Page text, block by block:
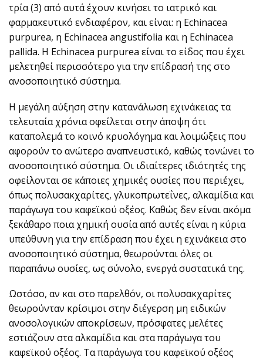
τρία (3) από αυτά έχουν κινήσει το ιατρικό και
φαρμακευτικό ενδιαφέρον, και είναι: η Echinacea
purpurea, η Echinacea angustifolia και η Echinacea
pallida. Η Echinacea purpurea είναι το είδος που έχει
μελετηθεί περισσότερο για την επίδρασή της στο
ανοσοποιητικό σύστημα.
Η μεγάλη αύξηση στην κατανάλωση εχινάκειας τα
τελευταία χρόνια οφείλεται στην άποψη ότι
καταπολεμά το κοινό κρυολόγημα και λοιμώξεις που
αφορούν το ανώτερο αναπνευστικό, καθώς τονώνει το
ανοσοποιητικό σύστημα. Οι ιδιαίτερες ιδιότητές της
οφείλονται σε κάποιες χημικές ουσίες που περιέχει,
όπως πολυσακχαρίτες, γλυκοπρωτεΐνες, αλκαμίδια και
παράγωγα του καφεϊκού οξέος. Καθώς δεν είναι ακόμα
ξεκάθαρο ποια χημική ουσία από αυτές είναι η κύρια
υπεύθυνη για την επίδραση που έχει η εχινάκεια στο
ανοσοποιητικό σύστημα, θεωρούνται όλες οι
παραπάνω ουσίες, ως σύνολο, ενεργά συστατικά της.
Ωστόσο, αν και στο παρελθόν, οι πολυσακχαρίτες
θεωρούνταν κρίσιμοι στην διέγερση μη ειδικών
ανοσολογικών αποκρίσεων, πρόσφατες μελέτες
εστιάζουν στα αλκαμίδια και στα παράγωγα του
καφεϊκού οξέος. Τα παράγωγα του καφεϊκού οξέος